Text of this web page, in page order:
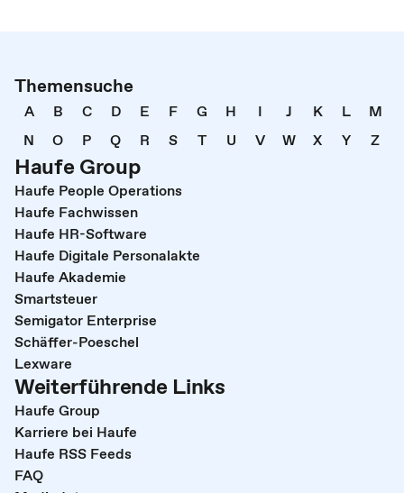
Themensuche
A B C D E F G H I J K L
M
N
O P Q R S T U V W X Y Z
Haufe Group
Haufe People Operations
Haufe Fachwissen
Haufe HR-Software
Haufe Digitale Personalakte
Haufe Akademie
Smartsteuer
Semigator Enterprise
Schäffer-Poeschel
Lexware
Weiterführende Links
Haufe Group
Karriere bei Haufe
Haufe RSS Feeds
FAQ